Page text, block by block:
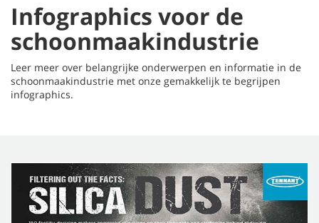
Infographics voor de
schoonmaakindustrie
Leer meer over belangrijke onderwerpen en informatie in de
schoonmaakindustrie met onze gemakkelijk te begrijpen
infographics.